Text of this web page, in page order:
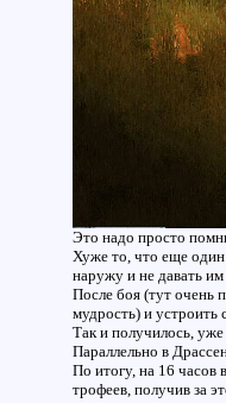
Это надо просто
Хуже то, что еще один
наружу и не давать им
После боя (тут очень
мудрость) и
Так и получилось,
Параллельно в
По итогу, на 16 часов
трофеев, получив за